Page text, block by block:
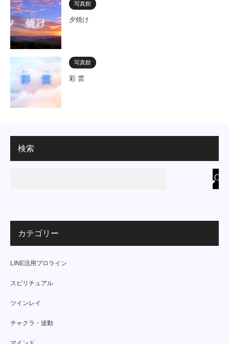
写真館
夕焼け
写真館
彩 雲
検索
カテゴリー
LINE活用プロライン
スピリチュアル
ツインレイ
チャクラ・波動